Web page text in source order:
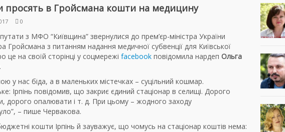
просять в Гройсмана кошти на медицину
0
з МФО “Київщина” звернулися до прем’єр-міністра України
Гройсмана з питанням надання медичної субвенції для Київської
це на своїй сторінці у соцмережі facebook повідомила нардеп Ольга
.
у нас біда, а в маленьких містечках – суцільний кошмар.
Ірпінь повідомив, що закриє єдиний стаціонар в селищі. Дорого
дорого опалювати і т. д. При цьому – жодного заходу
– пише Червакова.
кошти Ірпінь й зауважує, що чомусь на стаціонар коштів нема: